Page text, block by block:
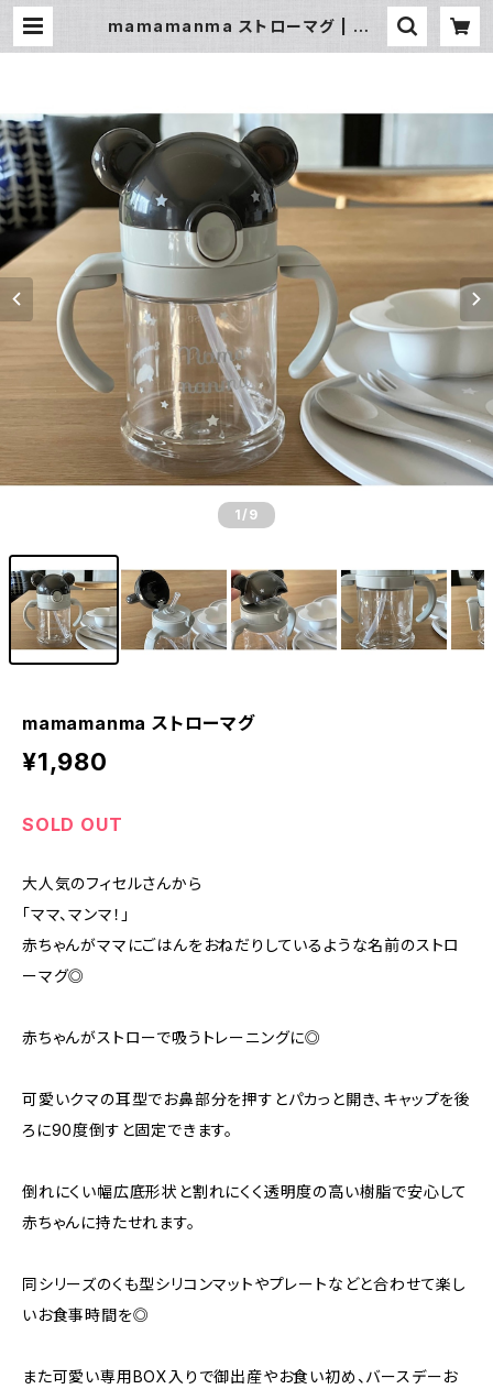
mamamanma ストローマグ | 暮ら
1 /9
mamamanma ストローマグ
¥1,980
SOLD OUT
大人気のフィセルさんから
「ママ、マンマ！」
赤ちゃんがママにごはんをおねだりしているような名前のストロ
ーマグ◎
赤ちゃんがストローで吸うトレーニングに◎
可愛いクマの耳型でお鼻部分を押すとパカっと開き、キャップを後
ろに90度倒すと固定できます。
倒れにくい幅広底形状と割れにくく透明度の高い樹脂で安心して
赤ちゃんに持たせれます。
同シリーズのくも型シリコンマットやプレートなどと合わせて楽し
いお食事時間を◎
また可愛い専用BOX入りで御出産やお食い初め、バースデーお